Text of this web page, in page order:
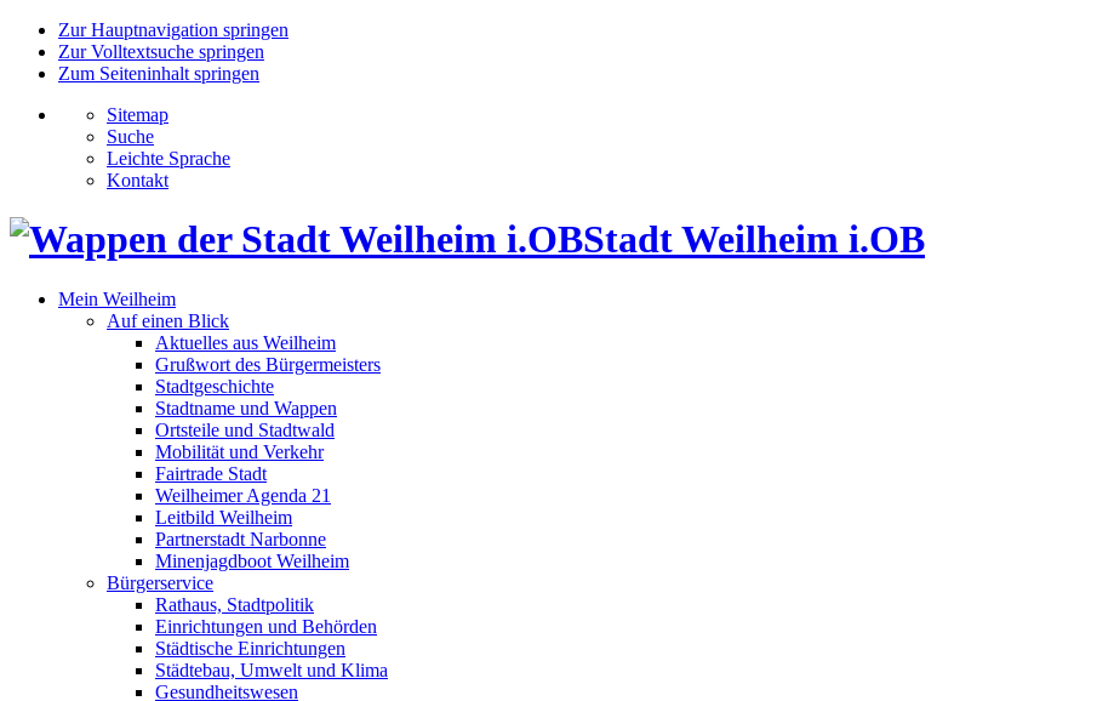
Zur Hauptnavigation springen
Zur Volltextsuche springen
Zum Seiteninhalt springen
Sitemap
Suche
Leichte Sprache
Kontakt
Stadt Weilheim i.OB
Mein Weilheim
Auf einen Blick
Aktuelles aus Weilheim
Grußwort des Bürgermeisters
Stadtgeschichte
Stadtname und Wappen
Ortsteile und Stadtwald
Mobilität und Verkehr
Fairtrade Stadt
Weilheimer Agenda 21
Leitbild Weilheim
Partnerstadt Narbonne
Minenjagdboot Weilheim
Bürgerservice
Rathaus, Stadtpolitik
Einrichtungen und Behörden
Städtische Einrichtungen
Städtebau, Umwelt und Klima
Gesundheitswesen